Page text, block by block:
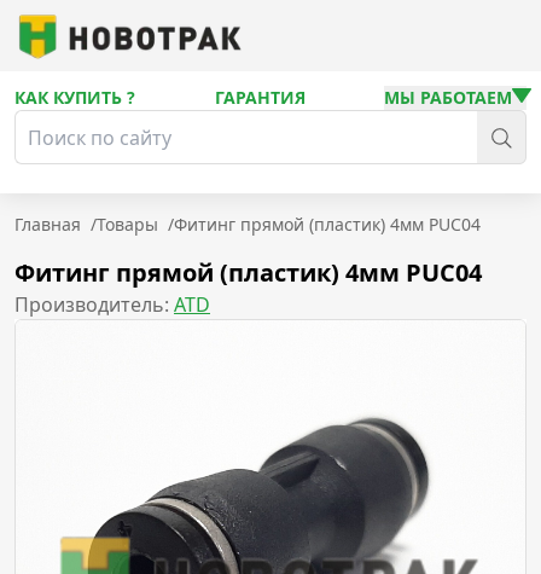
КАК КУПИТЬ ? ГАРАНТИЯ МЫ РАБОТАЕМ
Главная /Товары /Фитинг прямой (пластик) 4мм PUC04
Фитинг прямой (пластик) 4мм PUC04
Производитель: ATD